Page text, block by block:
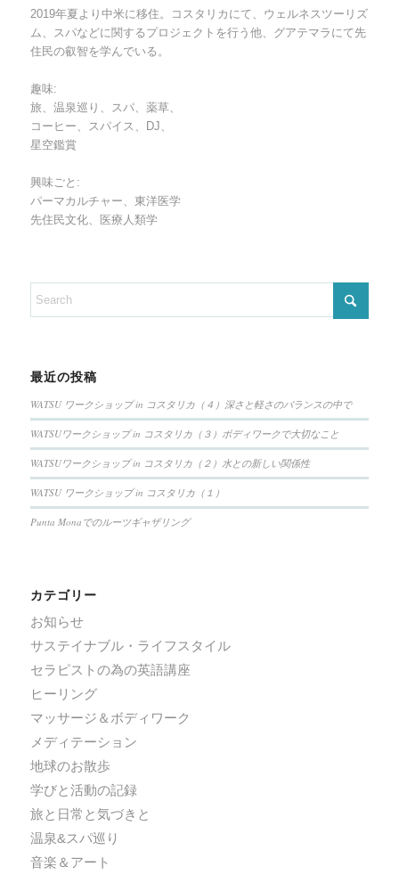
2019年夏より中米に移住。コスタリカにて、ウェルネスツーリズ
ム、スパなどに関するプロジェクトを行う他、グアテマラにて先
住民の叡智を学んでいる。
趣味:
旅、温泉巡り、スパ、薬草、
コーヒー、スパイス、DJ、
星空鑑賞
興味ごと:
パーマカルチャー、東洋医学
先住民文化、医療人類学
最近の投稿
WATSU ワークショップ in コスタリカ（４）深さと軽さのバランスの中で
WATSUワークショップ in コスタリカ（３）ボディワークで大切なこと
WATSUワークショップ in コスタリカ（２）水との新しい関係性
WATSU ワークショップ in コスタリカ（１）
Punta Monaでのルーツギャザリング
カテゴリー
お知らせ
サステイナブル・ライフスタイル
セラピストの為の英語講座
ヒーリング
マッサージ＆ボディワーク
メディテーション
地球のお散歩
学びと活動の記録
旅と日常と気づきと
温泉&スパ巡り
音楽＆アート